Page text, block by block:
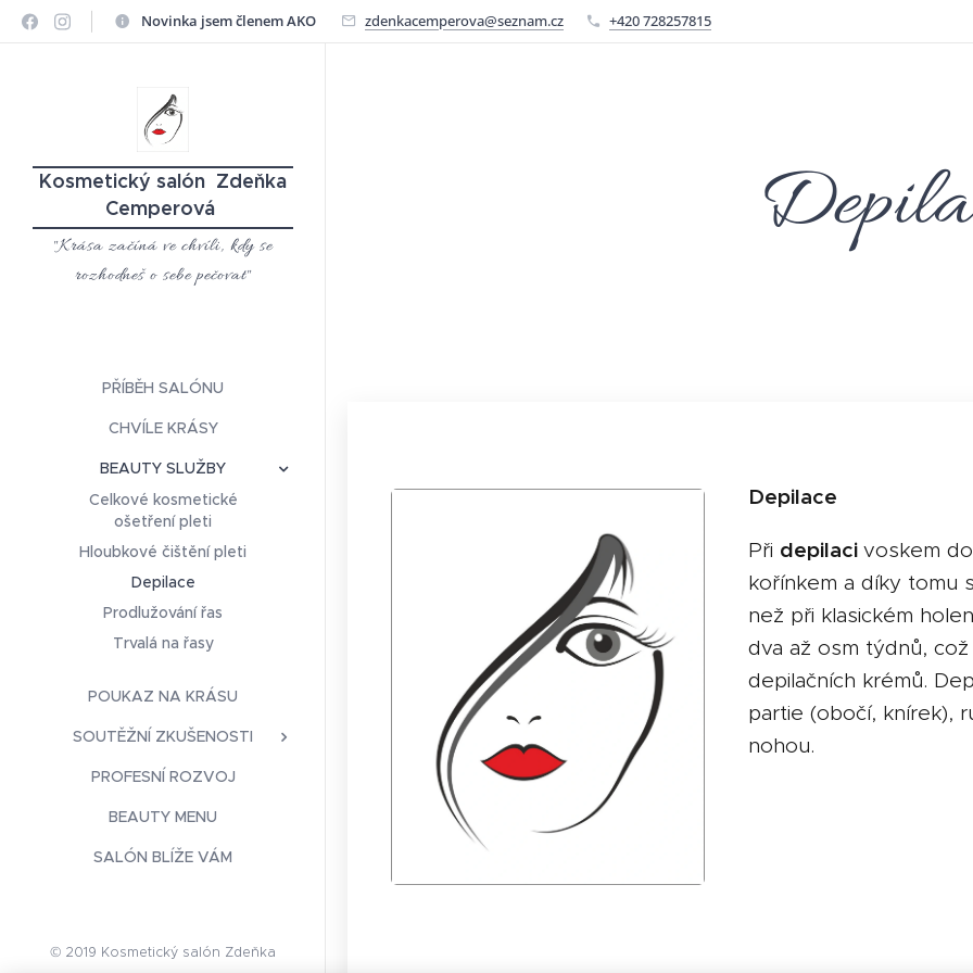
Novinka jsem členem AKO zdenkacemperova@seznam.cz +420 728257815
Kosmetický salón Zdeňka
Cemperová
"Krása začíná ve chvíli, kdy se
rozhodneš o sebe pečovat"
PŘÍBĚH SALÓNU
CHVÍLE KRÁSY
BEAUTY SLUŽBY
Celkové kosmetické
ošetření pleti
Hloubkové čištění pleti
Depilace
Prodlužování řas
Trvalá na řasy
POUKAZ NA KRÁSU
SOUTĚŽNÍ ZKUŠENOSTI
PROFESNÍ ROZVOJ
BEAUTY MENU
SALÓN BLÍŽE VÁM
Depilace
Při depilacivoskem
kořínkem a díky tomu
než při klasickém
dva až osm týdnů,
depilačních krémů.
partie (obočí, knírek),
nohou.
© 2019 Kosmetický salón Zdeňka